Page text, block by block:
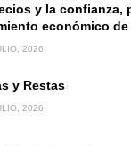
y la confianza,
económico
2026
y Restas
2026